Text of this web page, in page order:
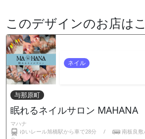
このデザインのお店は
ネイル
与那原町
眠れるネイルサロン MAHANA
マハナ
ゆいレール旭橋駅から車で28分
/
南板良